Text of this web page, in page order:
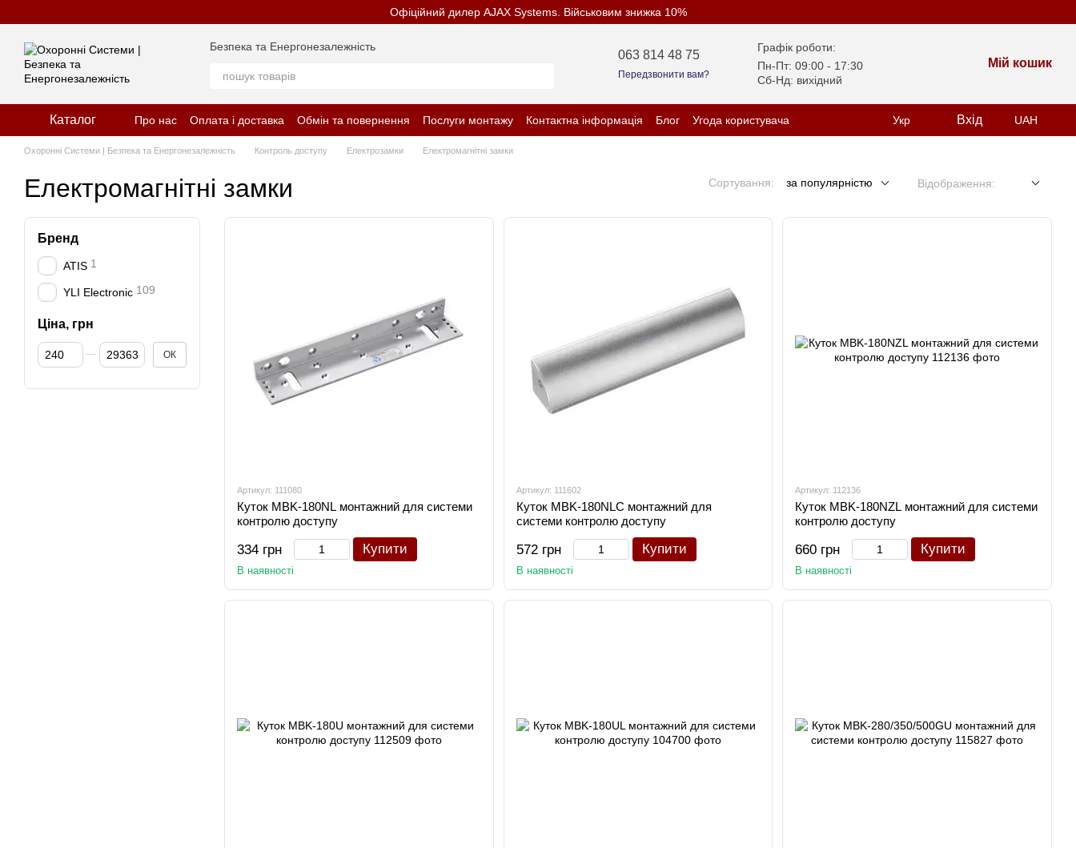
Офіційний дилер AJAX Systems. Військовим знижка 10%
Безпека та Енергонезалежність
063 814 48 75
Передзвонити вам?
Графік роботи:
Пн-Пт: 09:00 - 17:30
Сб-Нд: вихідний
Мій кошик
Каталог Про нас Оплата і доставка Обмін та повернення Послуги монтажу Контактна інформація Блог
Угода користувача
Відгуки про магазин
Політика конфіденційності
Укр Вхід UAH
Охоронні Системи | Безпека та Енергонезалежність Контроль доступу Електрозамки Електромагнітні замки
Електромагнітні замки Сортування: за популярністю Відображення:
Артикул: 111080
Куток MBK-180NL монтажний для системи
контролю доступу
334 грн Купити
В наявності
Артикул: 111602
Куток MBK-180NLC монтажний для
системи контролю доступу
572 грн Купити
В наявності
Артикул: 112136
Куток MBK-180NZL монтажний для системи
контролю доступу
660 грн Купити
В наявності
Бренд
ATIS 1
YLI Electronic 109
Ціна, грн
Від Ціна, грн
До Ціна, грн ОК